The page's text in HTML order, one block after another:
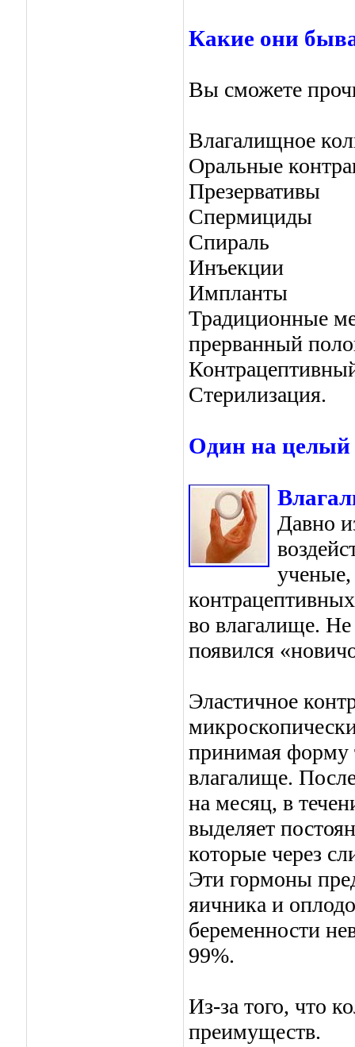
Какие они
Вы сможете
Влагалищное
Оральные
Презервативы
Спермициды
Спираль
Инъекции
Импланты
Традиционные
прерванный
Стерилизация.
Один на целый
Давно
ученые,
во влагалище. Не
появился
Эластичное
принимая форму
влагалище.
на месяц, в
выделяет
которые через
Эти гормоны
яичника и
беременности
99%.
Из-за того, что
преимуществ.